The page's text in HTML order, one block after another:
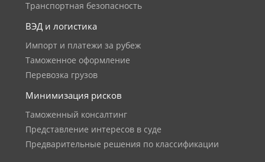
Транспортная безопасность
ВЭД и логистика
Импорт и платежи за рубеж
Таможенное оформление
Перевозка грузов
Минимизация рисков
Таможенный консалтинг
Представление интересов в суде
Предварительные решения по классификации